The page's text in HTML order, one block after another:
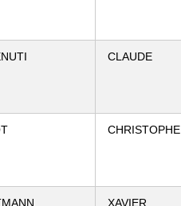
CLAUDE
CHRISTOPHE
XAVIER